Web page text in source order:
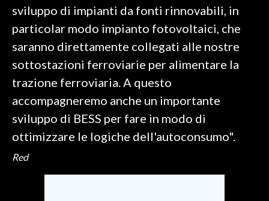
sviluppo di impianti da fonti rinnovabili, in
particolar modo impianto fotovoltaici, che
saranno direttamente collegati alle nostre
sottostazioni ferroviarie per alimentare la
trazione ferroviaria. A questo
accompagneremo anche un importante
sviluppo di BESS per fare in modo di
ottimizzare le logiche dell'autoconsumo".
Red